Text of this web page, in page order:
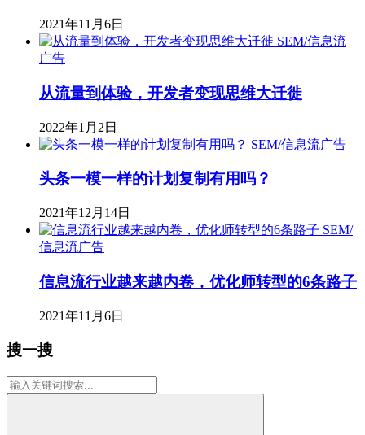
2021年11月6日
SEM/信息流
广告
从流量到体验，开发者变现思维大迁徙
2022年1月2日
SEM/信息流广告
头条一模一样的计划复制有用吗？
2021年12月14日
SEM/
信息流广告
信息流行业越来越内卷，优化师转型的6条路子
2021年11月6日
搜一搜